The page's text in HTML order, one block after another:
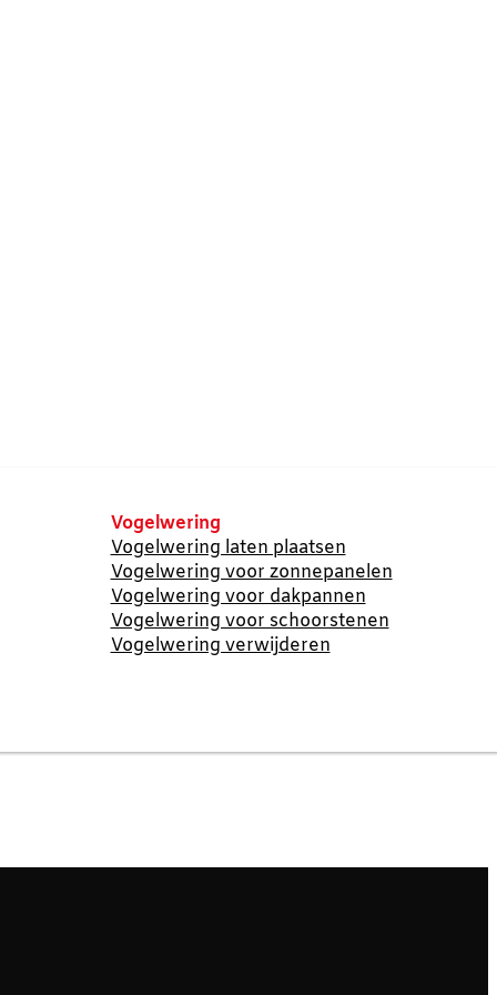
Vogelwering
Vogelwering laten plaatsen
Vogelwering voor zonnepanelen
Vogelwering voor dakpannen
Vogelwering voor schoorstenen
Vogelwering verwijderen